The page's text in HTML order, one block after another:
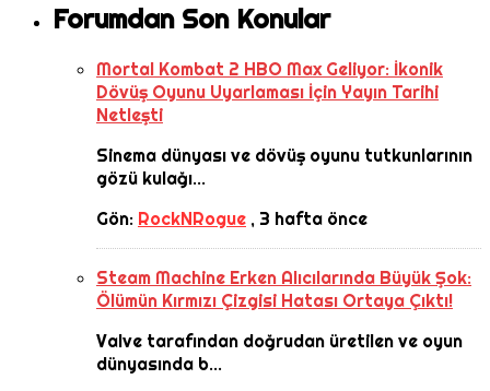
Forumdan Son Konular
Mortal Kombat 2 HBO Max Geliyor: İkonik
Dövüş Oyunu Uyarlaması İçin Yayın Tarihi
Netleşti
Sinema dünyası ve dövüş oyunu tutkunlarının
gözü kulağı...
Gön: RockNRogue , 3 hafta önce
Steam Machine Erken Alıcılarında Büyük Şok:
Ölümün Kırmızı Çizgisi Hatası Ortaya Çıktı!
Valve tarafından doğrudan üretilen ve oyun
dünyasında b...